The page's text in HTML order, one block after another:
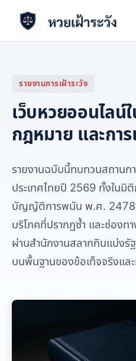
สัญญาณเ
คดีออ
เกี่ย
รายงานการเฝ้าระวัง
เว็บหวยออนไลน์
กฎหมาย และการ
รายงานฉบับนี้ทบทวนสถานก
ประเทศไทยปี 2569 ทั้งในมิ
บัญญัติการพนัน พ.ศ. 2478
บริโภคที่ปรากฏซ้ำ และช่อง
ผ่านสำนักงานสลากกินแบ่งรั
บนพื้นฐานของข้อเท็จจริงแล